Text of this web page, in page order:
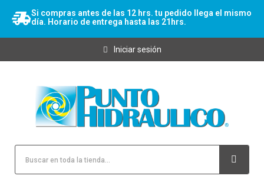
Si compras antes de las 12 hrs. tu pedido llega el mismo
día. Horario de entrega hasta las 21hrs.
Iniciar sesión